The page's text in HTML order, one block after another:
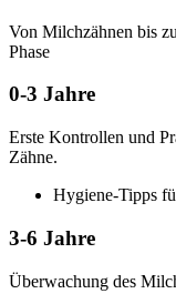
Von Milchzähnen bis
Phase
0-3 Jahre
Erste Kontrollen und
Zähne.
Hygiene-Tipps
3-6 Jahre
Überwachung des